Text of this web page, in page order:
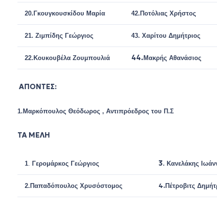
20. Γκουγκουσκίδου Μαρία 42. Ποτόλιας Χρήστος
21. Ζιμπίδης Γεώργιος 43. Χαρίτου Δημήτριος
22. Κουκουβέλα Ζουμπουλιά 44. Μακρής Αθανάσιος
ΑΠΟΝΤΕΣ:
1.Μαρκόπουλος Θεόδωρος , Αντιπρόεδρος του Π.Σ
ΤΑ ΜΕΛΗ
1. Γερομάρκος Γεώργιος 3. Κανελάκης
2. Παπαδόπουλος Χρυσόστομος 4. Πέτροβιτς